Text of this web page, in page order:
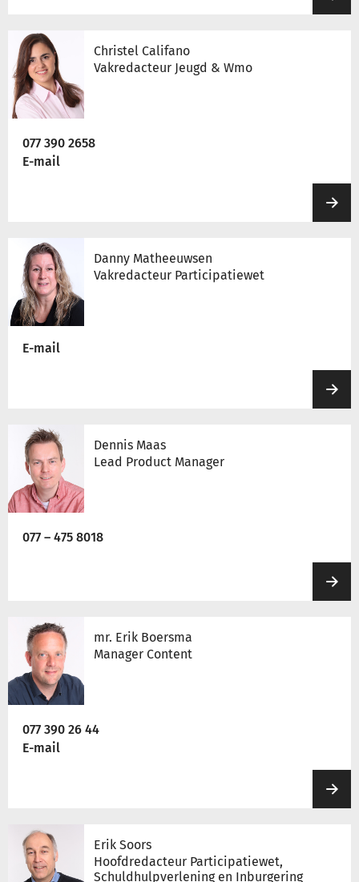
Christel Califano
Vakredacteur Jeugd & Wmo
077 390 2658
E-mail
Danny Matheeuwsen
Vakredacteur Participatiewet
E-mail
Dennis Maas
Lead Product Manager
077 – 475 8018
mr. Erik Boersma
Manager Content
077 390 26 44
E-mail
Erik Soors
Hoofdredacteur Participatiewet,
Schuldhulpverlening en Inburgering